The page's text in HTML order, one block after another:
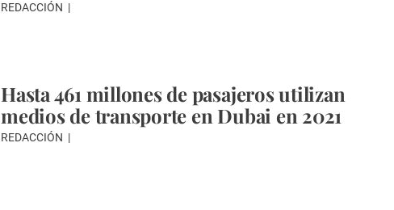
REDACCIÓN
Hasta 461 millones de pasajeros utilizan
medios de transporte en Dubai en 2021
REDACCIÓN